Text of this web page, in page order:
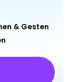
& Gesten